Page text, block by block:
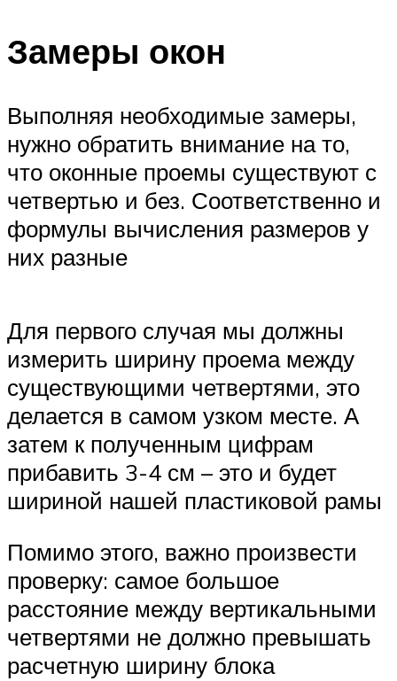
Замеры окон
Выполняя необходимые замеры,
нужно обратить внимание на то,
что оконные проемы существуют с
четвертью и без. Соответственно и
формулы вычисления размеров у
них разные
Для первого случая мы должны
измерить ширину проема между
существующими четвертями, это
делается в самом узком месте. А
затем к полученным цифрам
прибавить 3-4 см – это и будет
шириной нашей пластиковой рамы
Помимо этого, важно произвести
проверку: самое большое
расстояние между вертикальными
четвертями не должно превышать
расчетную ширину блока